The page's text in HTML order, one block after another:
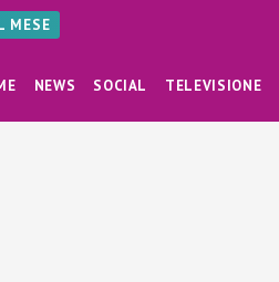
MESE
NEWS SOCIAL TELEVISIONE